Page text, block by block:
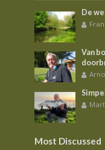
De
Van
Most Discussed